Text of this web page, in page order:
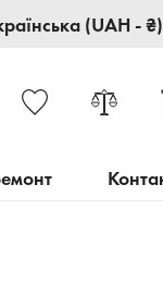
(UAH - ₴)